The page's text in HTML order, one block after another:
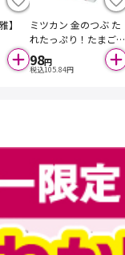
】
ミツカン 金のつぶ た
れたっぷり！たまご醤
油たれ3P 40g×3
98円
税込105.84円